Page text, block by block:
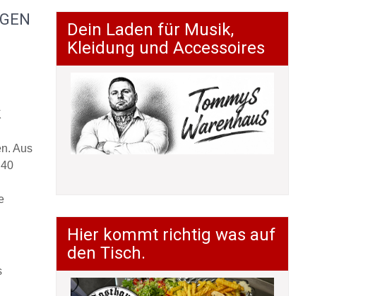
Aus
Dein Laden für Musik,
Kleidung und Accessoires
Hier kommt richtig was auf
den Tisch.